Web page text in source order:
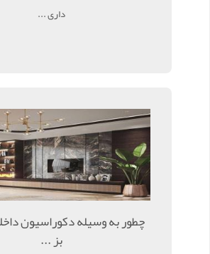
داری ...
چطور به وسیله دکوراسیون
بز ...